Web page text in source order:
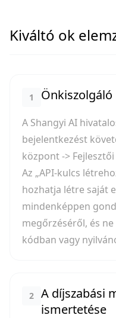
Kiváltó ok
1
A Shangyi AI
bejelentkezést
központ ->
Az „API-kulcs
hozhatja létre saját
mindenképpen
megőrzéséről, és
kódban vagy
2
A díjszabási
ismertetése